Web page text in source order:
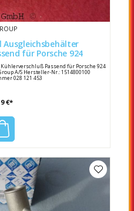
Ausgleichsbehälter
für Porsche 924
Passend für Porsche 924
A/S Hersteller-Nr.: 1514800100
028 121 453
€*